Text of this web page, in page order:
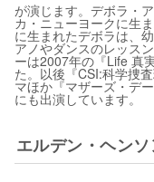
が演じます。デボラ・
カ・ニューヨークに生
に生まれたデボラは、
アノやダンスのレッス
ーは2007年の『Life 真
た。以後『CSI:科学捜
マほか『マザーズ・デ
にも出演しています。
エルデン・ヘン